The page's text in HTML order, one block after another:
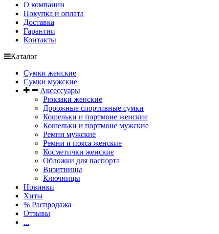
О компании
Покупка и оплата
Доставка
Гарантии
Контакты
Каталог
Сумки женские
Сумки мужские
Аксессуары
Рюкзаки женские
Дорожные спортивные сумки
Кошельки и портмоне женские
Кошельки и портмоне мужские
Ремни мужские
Ремни и пояса женские
Косметички женские
Обложки для паспорта
Визитницы
Ключницы
Новинки
Хиты
% Распродажа
Отзывы
...